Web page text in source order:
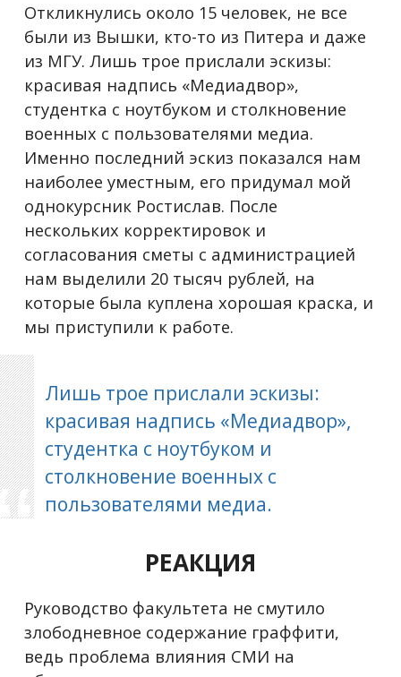
Откликнулись около 15 человек, не все
были из Вышки, кто-то из Питера и даже
из МГУ. Лишь трое прислали эскизы:
красивая надпись «Медиадвор»,
студентка с ноутбуком и столкновение
военных с пользователями медиа.
Именно последний эскиз показался нам
наиболее уместным, его придумал мой
однокурсник Ростислав. После
нескольких корректировок и
согласования сметы с администрацией
нам выделили 20 тысяч рублей, на
которые была куплена хорошая краска, и
мы приступили к работе.
Лишь трое прислали эскизы:
красивая надпись «Медиадвор»,
студентка с ноутбуком и
столкновение военных с
пользователями медиа.
РЕАКЦИЯ
Руководство факультета не смутило
злободневное содержание граффити,
ведь проблема влияния СМИ на